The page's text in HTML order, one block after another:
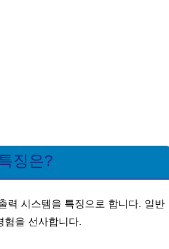
징은?
력 시스템을 특징으로 합니다. 일반
험을 선사합니다.